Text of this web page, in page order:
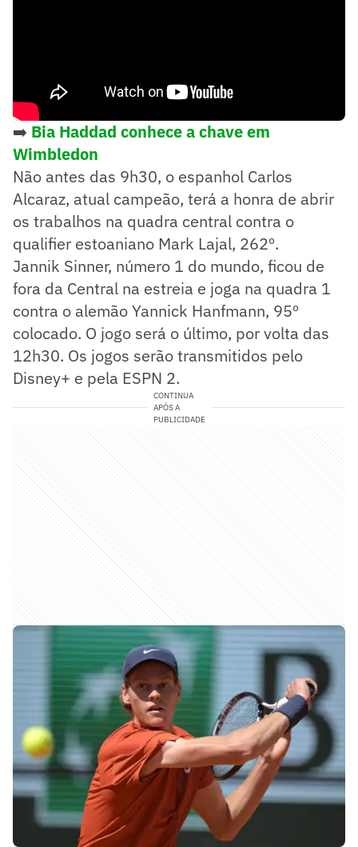
➡️ Bia Haddad conhece a chave em
Wimbledon
Não antes das 9h30, o espanhol Carlos
Alcaraz, atual campeão, terá a honra de abrir
os trabalhos na quadra central contra o
qualifier estoaniano Mark Lajal, 262º.
Jannik Sinner, número 1 do mundo, ficou de
fora da Central na estreia e joga na quadra 1
contra o alemão Yannick Hanfmann, 95º
colocado. O jogo será o último, por volta das
12h30. Os jogos serão transmitidos pelo
Disney+ e pela ESPN 2.
CONTINUA
APÓS A
PUBLICIDADE